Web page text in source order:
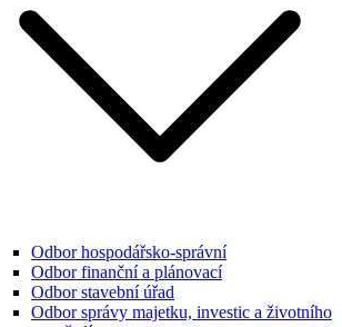
Odbor hospodářsko-správní
Odbor finanční a plánovací
Odbor stavební úřad
Odbor správy majetku, investic a životního